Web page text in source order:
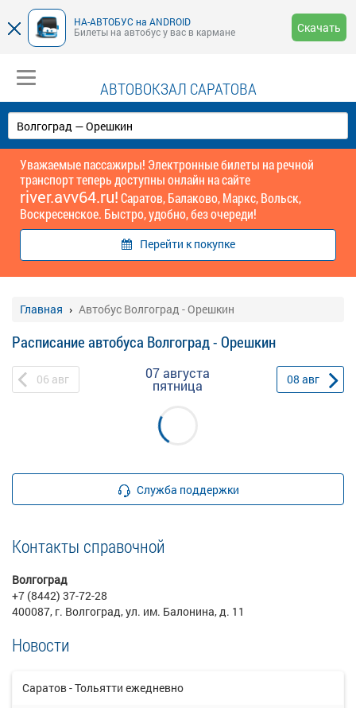
НА-АВТОБУС на ANDROID
Билеты на автобус у вас в кармане
Скачать
АВТОВОКЗАЛ САРАТОВА
Уважаемые пассажиры! Электронные билеты на речной
транспорт теперь доступны онлайн на сайте
river.avv64.ru!Саратов, Балаково, Маркс, Вольск,
Воскресенское. Быстро, удобно, без очереди!
Перейти к покупке
Главная Автобус Волгоград - Орешкин
Расписание автобуса Волгоград - Орешкин
06 авг 07 августа
пятница 08 авг
Служба поддержки
Контакты справочной
Волгоград
+7 (8442) 37-72-28
400087, г. Волгоград, ул. им. Балонина, д. 11
Новости
Саратов - Тольятти ежедневно